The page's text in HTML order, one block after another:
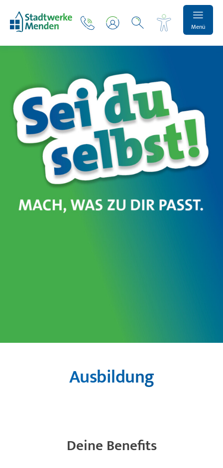
Menü
Ausbildung
Deine Benefits
Schrift vergrößern
Schrift verkleinern
Wortabstand vergrößern
Wortabstand verkleinern
Zeilenabstand vergrößern